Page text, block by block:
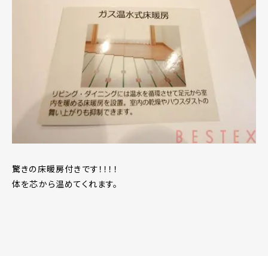
驚きの床暖房付きです！！！！
体を芯から温めてくれます。